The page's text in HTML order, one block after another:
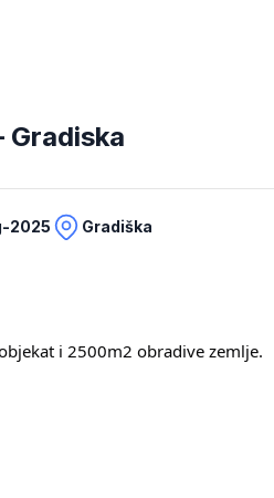
Gradiska
2025 Gradiška
i 2500m2 obradive zemlje.